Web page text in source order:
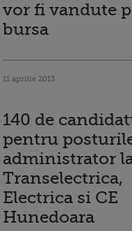
vor fi vandute
bursa
11 aprilie 2013
140 de
pentru
administrator
Transelectrica,
Electrica si CE
Hunedoara